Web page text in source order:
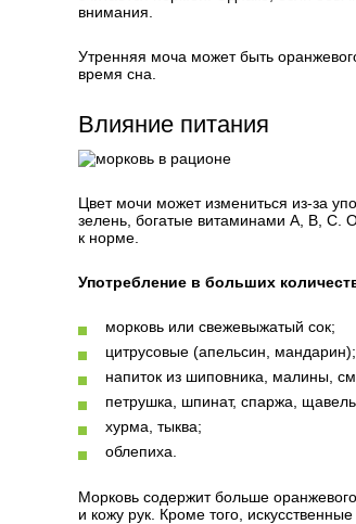
внимания.
Утренняя моча может быть
время сна.
Влияние питания
Цвет мочи может измениться из-за
зелень, богатые витаминами А, В, С.
к норме.
Употребление в больших
морковь или свежевыжатый сок;
цитрусовые (апельсин, мандарин);
напиток из шиповника, малины,
петрушка, шпинат, спаржа,
хурма, тыква;
облепиха.
Морковь содержит больше
и кожу рук. Кроме того,